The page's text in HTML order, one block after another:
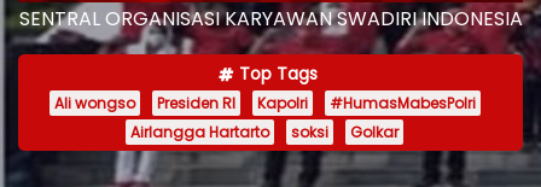
SENTRAL ORGANISASI KARYAWAN SWADIRI INDONESIA
Top Tags
Ali wongso Presiden RI Kapolri
#HumasMabesPolri
Airlangga Hartarto
soksi Golkar